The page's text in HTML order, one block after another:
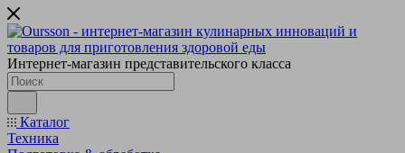
Интернет-магазин представительского класса
Каталог
Техника